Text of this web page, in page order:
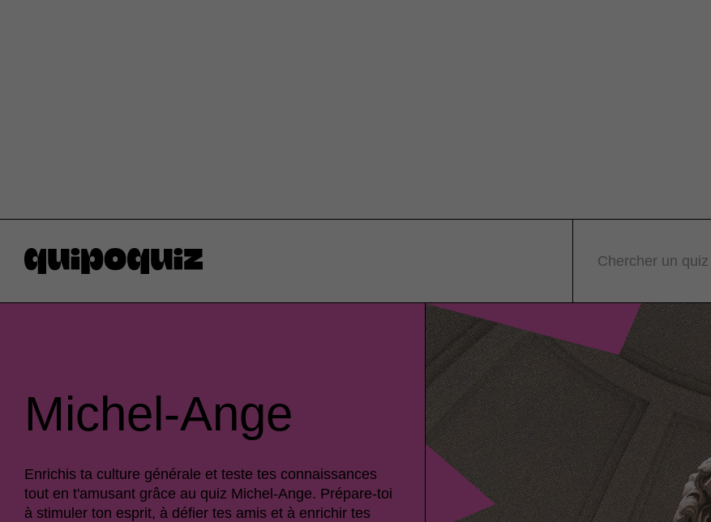
Chercher un quiz
Michel-Ange
Enrichis ta culture générale et teste tes connaissances
tout en t'amusant grâce au quiz Michel-Ange. Prépare-toi
à stimuler ton esprit, à défier tes amis et à enrichir tes